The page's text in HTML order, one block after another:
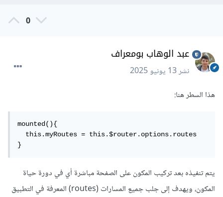
0
عبد الوهاب بومعراف
نشر13 يونيو 2025
هذا السطر هنا:
mounted(){
  this.myRoutes = this.$router.options.routes
}
يتم تنفيذه بعد تركيب المكون على الصفحة مباشرة أي في دورة حياة
المكون، ويهدف إلى جلب جميع المسارات (routes) المعرفة في التطبيق